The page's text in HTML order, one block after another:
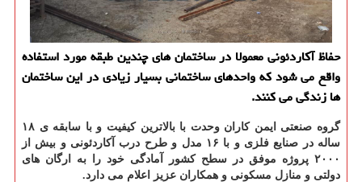
حفاظ آكاردئونی معمولا در ساختمان های چندین طبقه مورد استفاده
واقع می شود كه واحدهای ساختمانی بسیار زیادی در این ساختمان
ها زندگی می كنند.
گروه صنعتی ایمن کاران وحدت با بالاترین کیفیت و با سابقه ی ۱۸
ساله در صنایع فلزی و با ۱۶ مدل و طرح درب آکاردئونی و بیش از
۲۰۰۰ پروژه موفق در سطح کشور آمادگی خود را به ارگان های
دولتی و منازل مسکونی و همکاران عزیز اعلام می دارد.